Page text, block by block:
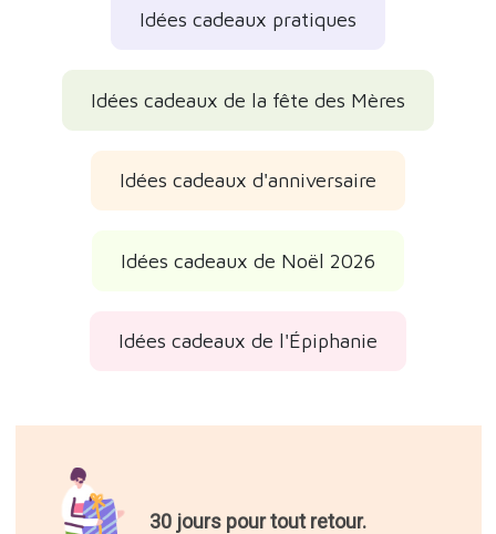
Idées cadeaux pratiques
Idées cadeaux de la fête des Mères
Idées cadeaux d'anniversaire
Idées cadeaux de Noël 2026
Idées cadeaux de l'Épiphanie
30 jours pour tout retour.